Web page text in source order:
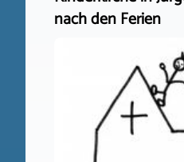
nach den Ferien